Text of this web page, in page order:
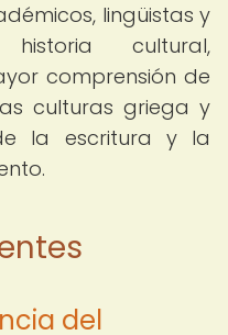
lingüistas y
cultural,
comprensión de
culturas griega y
la escritura y la
del